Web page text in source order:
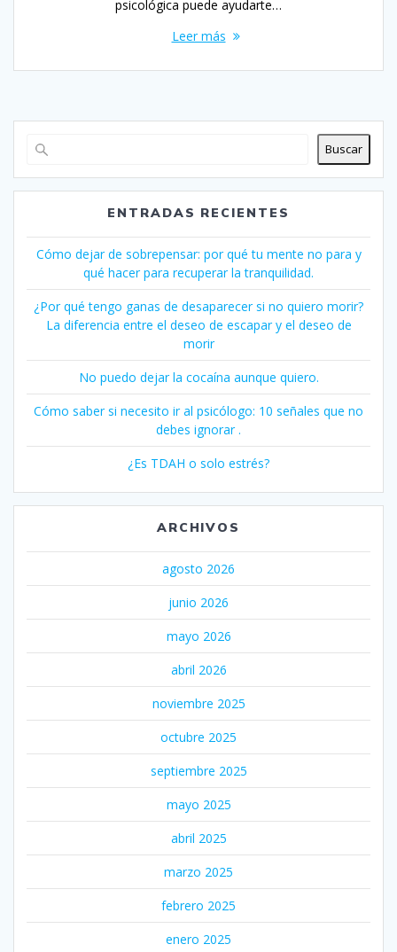
psicológica puede ayudarte…
Leer más
Buscar
ENTRADAS RECIENTES
Cómo dejar de sobrepensar: por qué tu mente no para y
qué hacer para recuperar la tranquilidad.
¿Por qué tengo ganas de desaparecer si no quiero morir?
La diferencia entre el deseo de escapar y el deseo de
morir
No puedo dejar la cocaína aunque quiero.
Cómo saber si necesito ir al psicólogo: 10 señales que no
debes ignorar .
¿Es TDAH o solo estrés?
ARCHIVOS
agosto 2026
junio 2026
mayo 2026
abril 2026
noviembre 2025
octubre 2025
septiembre 2025
mayo 2025
abril 2025
marzo 2025
febrero 2025
enero 2025